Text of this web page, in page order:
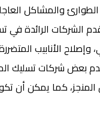
والمشاكل
الشركات الرائدة
الأنابيب
بعض شركات تسليك
كما يمكن أن